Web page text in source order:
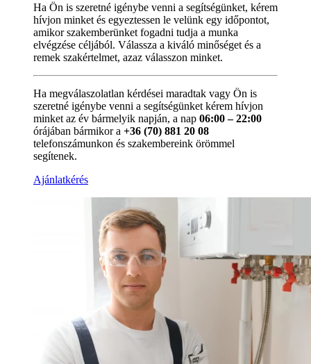
Ha Ön is szeretné igénybe venni a segítségünket, kérem
hívjon minket és egyeztessen le velünk egy időpontot,
amikor szakemberünket fogadni tudja a munka
elvégzése céljából. Válassza a kiváló minőséget és a
remek szakértelmet, azaz válasszon minket.
Ha megválaszolatlan kérdései maradtak vagy Ön is
szeretné igénybe venni a segítségünket kérem hívjon
minket az év bármelyik napján, a nap 06:00 – 22:00
órájában bármikor a +36 (70) 881 20 08
telefonszámunkon és szakembereink örömmel
segítenek.
Ajánlatkérés